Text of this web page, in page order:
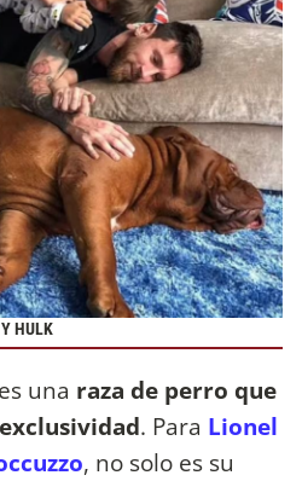
HULK
una raza de perro que
. Para Lionel
, no solo es su